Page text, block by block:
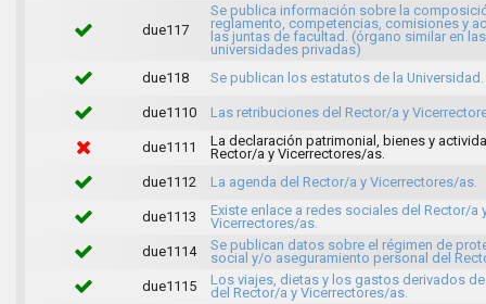
due117
Se publica información sobre la
reglamento, competencias, comisiones y
las juntas de facultad. (órgano similar en las
universidades privadas)
due118
Se publican los estatutos de la Universidad.
due1110 Las retribuciones del Rector/a y
due1111
La declaración patrimonial, bienes y
Rector/a y Vicerrectores/as.
due1112
La agenda del Rector/a y Vicerrectores/as.
due1113
Existe enlace a redes sociales del Rector/a
Vicerrectores/as.
due1114
Se publican datos sobre el régimen de
social y/o aseguramiento personal del
due1115
Los viajes, dietas y los gastos derivados
del Rector/a y Vicerrectores/as.